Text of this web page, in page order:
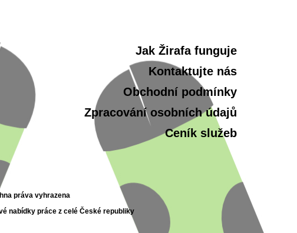
Jak Žirafa funguje
Kontaktujte nás
Obchodní podmínky
Zpracování osobních údajů
Ceník služeb
práva vyhrazena
nabídky práce z celé České republiky